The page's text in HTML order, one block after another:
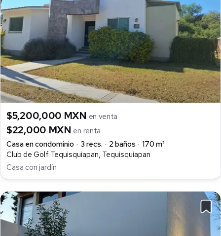
$5,200,000 MXN en venta
$22,000 MXN en renta
Casa en condominio
3 recs. 2 baños
170 m²
Club de Golf Tequisquiapan, Tequisquiapan
Casa con jardín